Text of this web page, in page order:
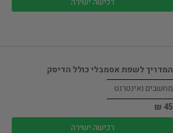
המדריך לשפת אסמבלי כולל הדיסק
מחשבים ואינטרנט
45 ₪
רכישה ישירה